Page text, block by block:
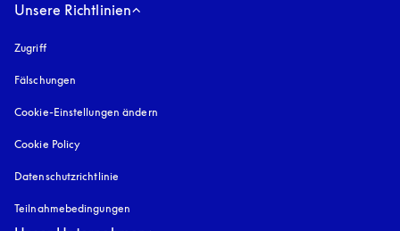
Unsere Richtlinien
Zugrifföffnet sich in einem neuen Tab
Fälschungen
Cookie-Einstellungen ändern
Cookie Policy
Datenschutzrichtlinie
Teilnahmebedingungen